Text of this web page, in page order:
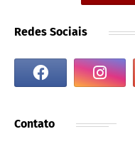
Redes Sociais
Contato